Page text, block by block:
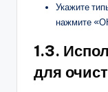
Укажите
нажмите
1.3.
для